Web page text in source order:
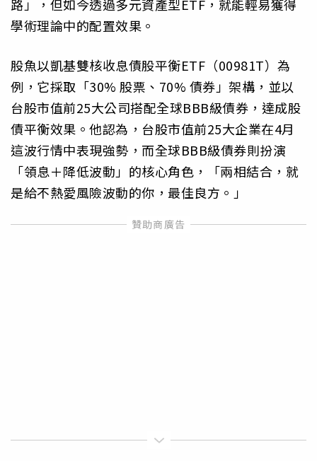
路」，但如今透過多元資產型ETF，就能輕易獲得
學術理論中的配置效果。
股魚以凱基雙核收息債股平衡ETF（00981T）為
例，它採取「30% 股票、70% 債券」架構，並以
台股市值前25大公司搭配全球BBB級債券，達成股
債平衡效果。他認為，台股市值前25大企業在4月
這波行情中表現強勢，而全球BBB級債券則扮演
「領息＋降低波動」的核心角色，「兩相結合，就
是給不熱愛風險波動的你，最佳良方。」